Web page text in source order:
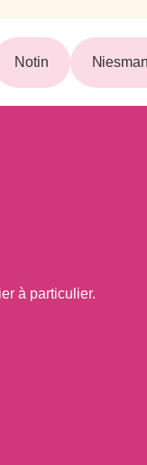
Notin
à particulier.